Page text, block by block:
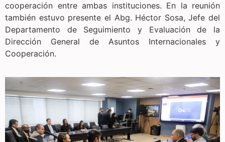
cooperación entre ambas instituciones. En la reunión
también estuvo presente el Abg. Héctor Sosa, Jefe del
Departamento de Seguimiento y Evaluación de la
Dirección General de Asuntos Internacionales y
Cooperación.